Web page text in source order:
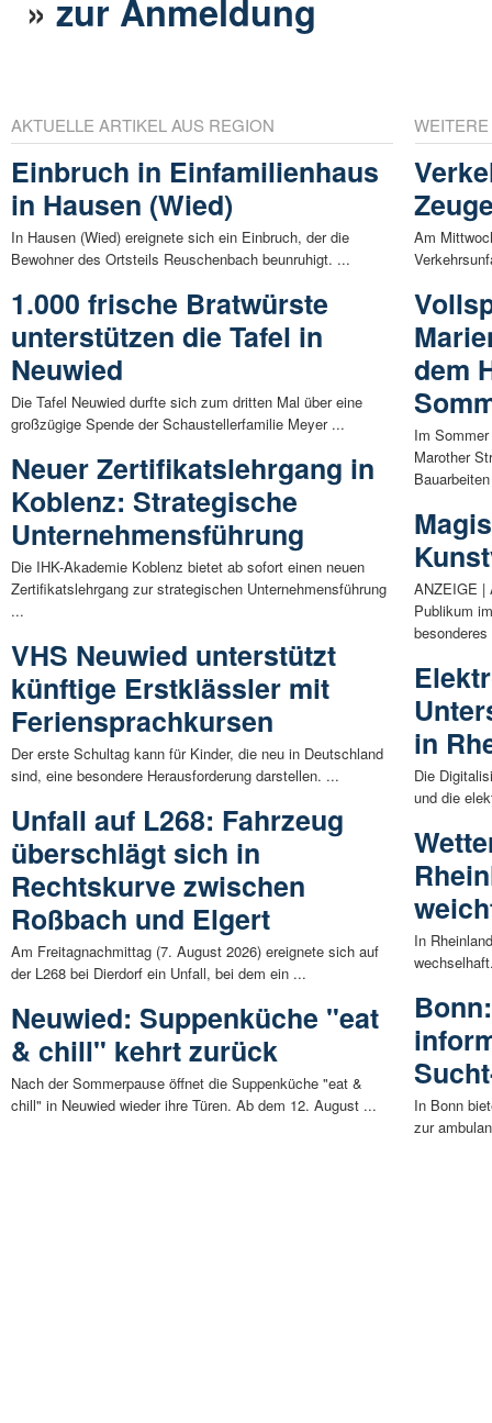
»zur Anmeldung
AKTUELLE ARTIKEL AUS REGION
Einbruch in Einfamilienhaus
in Hausen (Wied)
In Hausen (Wied) ereignete sich ein Einbruch, der die
Bewohner des Ortsteils Reuschenbach beunruhigt. ...
1.000 frische Bratwürste
unterstützen die Tafel in
Neuwied
Die Tafel Neuwied durfte sich zum dritten Mal über eine
großzügige Spende der Schaustellerfamilie Meyer ...
Neuer Zertifikatslehrgang in
Koblenz: Strategische
Unternehmensführung
Die IHK-Akademie Koblenz bietet ab sofort einen neuen
Zertifikatslehrgang zur strategischen Unternehmensführung
...
VHS Neuwied unterstützt
künftige Erstklässler mit
Feriensprachkursen
Der erste Schultag kann für Kinder, die neu in Deutschland
sind, eine besondere Herausforderung darstellen. ...
Unfall auf L268: Fahrzeug
überschlägt sich in
Rechtskurve zwischen
Roßbach und Elgert
Am Freitagnachmittag (7. August 2026) ereignete sich auf
der L268 bei Dierdorf ein Unfall, bei dem ein ...
Neuwied: Suppenküche "eat
& chill" kehrt zurück
Nach der Sommerpause öffnet die Suppenküche "eat &
chill" in Neuwied wieder ihre Türen. Ab dem 12. August ...
Am
dem
Im
Marother
ANZEIGE |
Publikum
in
Die
und die
In
In Bonn
zur